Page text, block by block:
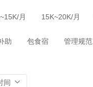
月 15K~20K/月
助 包食宿 管理规范
间